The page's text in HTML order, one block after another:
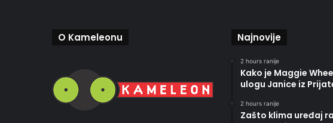
O Kameleonu Najnovije
2 hours ranije
Kako je Maggie
ulogu Janice iz
2 hours ranije
Zašto klima uređaj